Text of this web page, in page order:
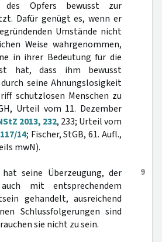
des Opfers bewusst zur
Dafür genügt es, wenn er
Umstände nicht
Weise wahrgenommen,
in ihrer Bedeutung für die
hat, dass ihm bewusst
seine Ahnungslosigkeit
schutzlosen Menschen zu
Urteil vom 11. Dezember
2013, 232, 233; Urteil vom
14; Fischer, StGB, 61. Aufl.,
mwN).
9
seine Überzeugung, der
mit entsprechendem
gehandelt, ausreichend
Schlussfolgerungen sind
sie nicht zu sein.